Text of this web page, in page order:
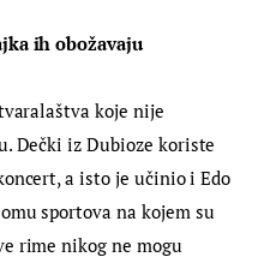
ih obožavaju
koje nije
Dečki iz Dubioze koriste
a isto je učinio i Edo
sportova na kojem su
rime nikog ne mogu